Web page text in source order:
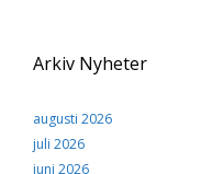
Arkiv Nyheter
augusti 2026
juli 2026
juni 2026